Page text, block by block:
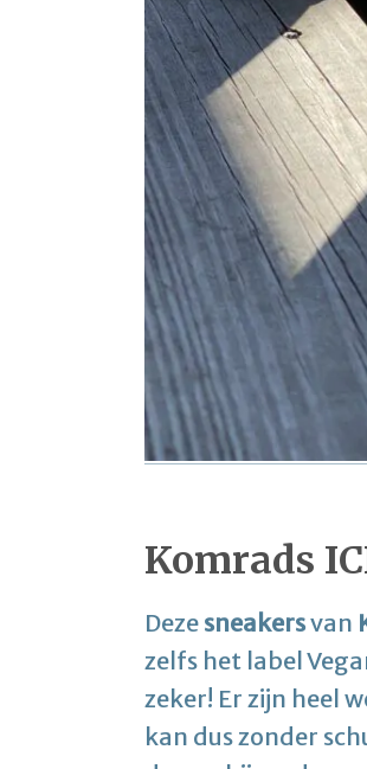
Komrads
Deze sneakersvan
zelfs het label
zeker! Er zijn heel
kan dus zonder